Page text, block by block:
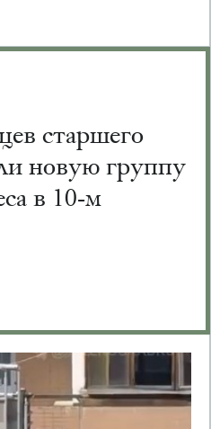
старшего
новую группу
в 10-м